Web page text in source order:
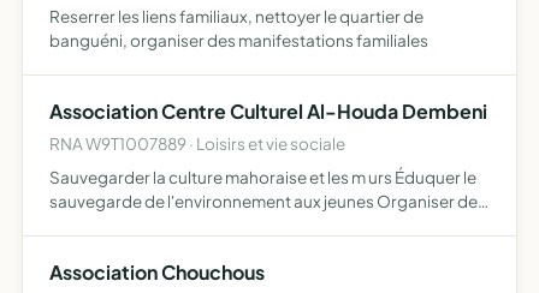
Reserrer les liens familiaux, nettoyer le quartier de
banguéni, organiser des manifestations familiales
Association Centre Culturel Al-Houda Dembeni
RNA W9T1007889 · Loisirs et vie sociale
Sauvegarder la culture mahoraise et les m urs Éduquer le
sauvegarde de l'environnement aux jeunes Organiser des
Association Chouchous